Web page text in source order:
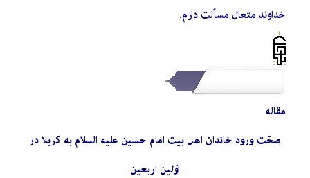
خداوند متعال مسألت دارم.
مقاله
صحّت ورود خاندان اهل ‏بیت امام حسین علیه السلام به کربلا در
اوّلین اربعین